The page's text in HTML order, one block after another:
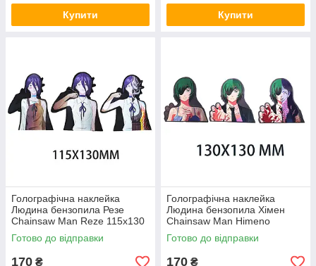
Купити Купити
Голографічна наклейка
Людина бензопила Резе
Chainsaw Man Reze 115x130
мм
Готово до відправки
170 ₴
Голографічна наклейка
Людина бензопила Хімен
Chainsaw Man Himeno
130x130 мм
Готово до відправки
170 ₴